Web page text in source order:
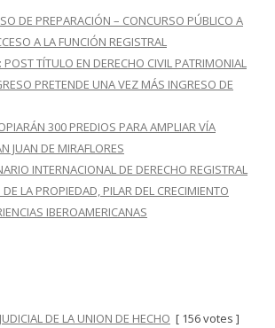
DE PREPARACIÓN – CONCURSO PÚBLICO A
A LA FUNCIÓN REGISTRAL
POST TÍTULO EN DERECHO CIVIL PATRIMONIAL
PRETENDE UNA VEZ MÁS INGRESO DE
300 PREDIOS PARA AMPLIAR VÍA
JUAN DE MIRAFLORES
INTERNACIONAL DE DERECHO REGISTRAL
LA PROPIEDAD, PILAR DEL CRECIMIENTO
IBEROAMERICANAS
DE LA UNION DE HECHO [ 156 votes ]